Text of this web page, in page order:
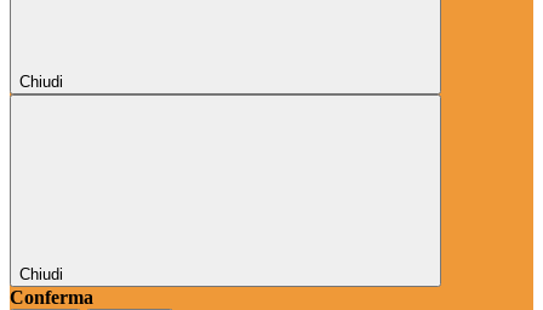
Chiudi
Chiudi
Conferma